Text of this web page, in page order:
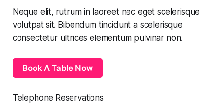
Neque elit, rutrum in laoreet nec eget scelerisque
volutpat sit. Bibendum tincidunt a scelerisque
consectetur ultrices elementum pulvinar non.
Book A Table Now
Telephone Reservations